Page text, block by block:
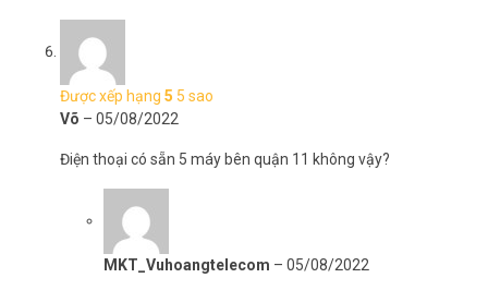
Được xếp hạng 5 5 sao
Võ – 05/08/2022
Điện thoại có sẵn 5 máy bên quận 11 không vậy?
MKT_Vuhoangtelecom – 05/08/2022